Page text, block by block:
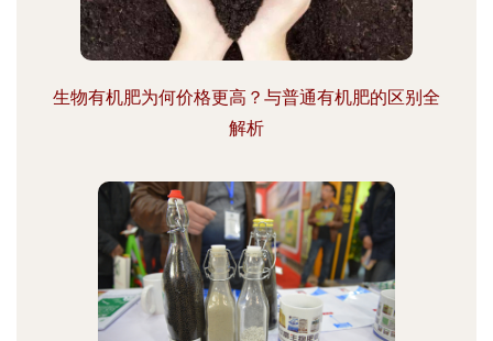
生物有机肥为何价格更高？与普通有机肥的区别全
解析